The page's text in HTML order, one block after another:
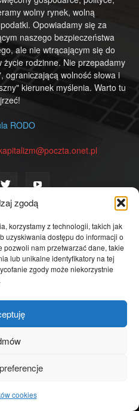
zgodą
korzystamy z technologii, takich jak
uzyskiwania dostępu do informacji o
nam przetwarzać dane, takie
lub unikalne identyfikatory na tej
zgody może niekorzystnie
cookies
wolny rynek, wolną
Opowiadamy się za
naszego bezpieczeństwa
ale nie wtrącającym się do
rodzinne. Nie przepadamy
wolność słowa i
kierunek myślenia. Warto tu
RODO
dołącza do koalicji: Ruch
Wolność. Prawica...
poduszce – prostota, która
Gold – czy było warto?